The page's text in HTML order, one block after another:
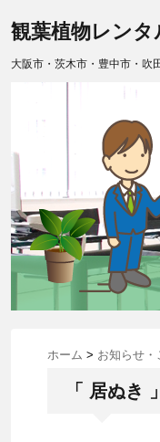
観葉植物レン
大阪市・茨木市・豊中市・吹
ホーム > お知らせ・
「 居ぬき